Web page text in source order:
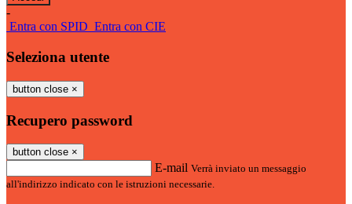
-
Entra con SPID Entra con CIE
Seleziona utente
button close ×
Recupero password
button close ×
E-mail Verrà inviato un messaggio
all'indirizzo indicato con le istruzioni necessarie.